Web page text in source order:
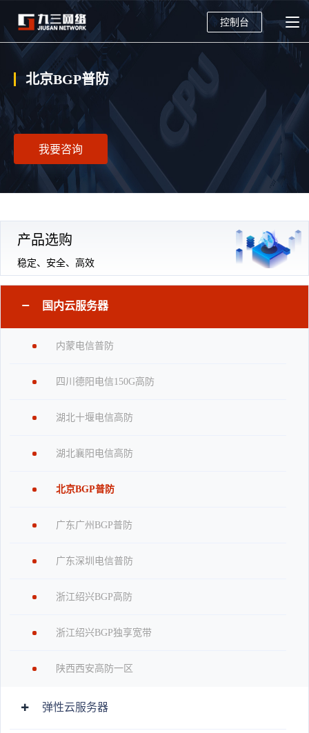
控制台
北京BGP普防
我要咨询
产品选购
稳定、安全、高效
国内云服务器
内蒙电信普防
四川德阳电信150G高防
湖北十堰电信高防
湖北襄阳电信高防
北京BGP普防
广东广州BGP普防
广东深圳电信普防
浙江绍兴BGP高防
浙江绍兴BGP独享宽带
陕西西安高防一区
弹性云服务器